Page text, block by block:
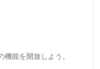
能を開放しよう。